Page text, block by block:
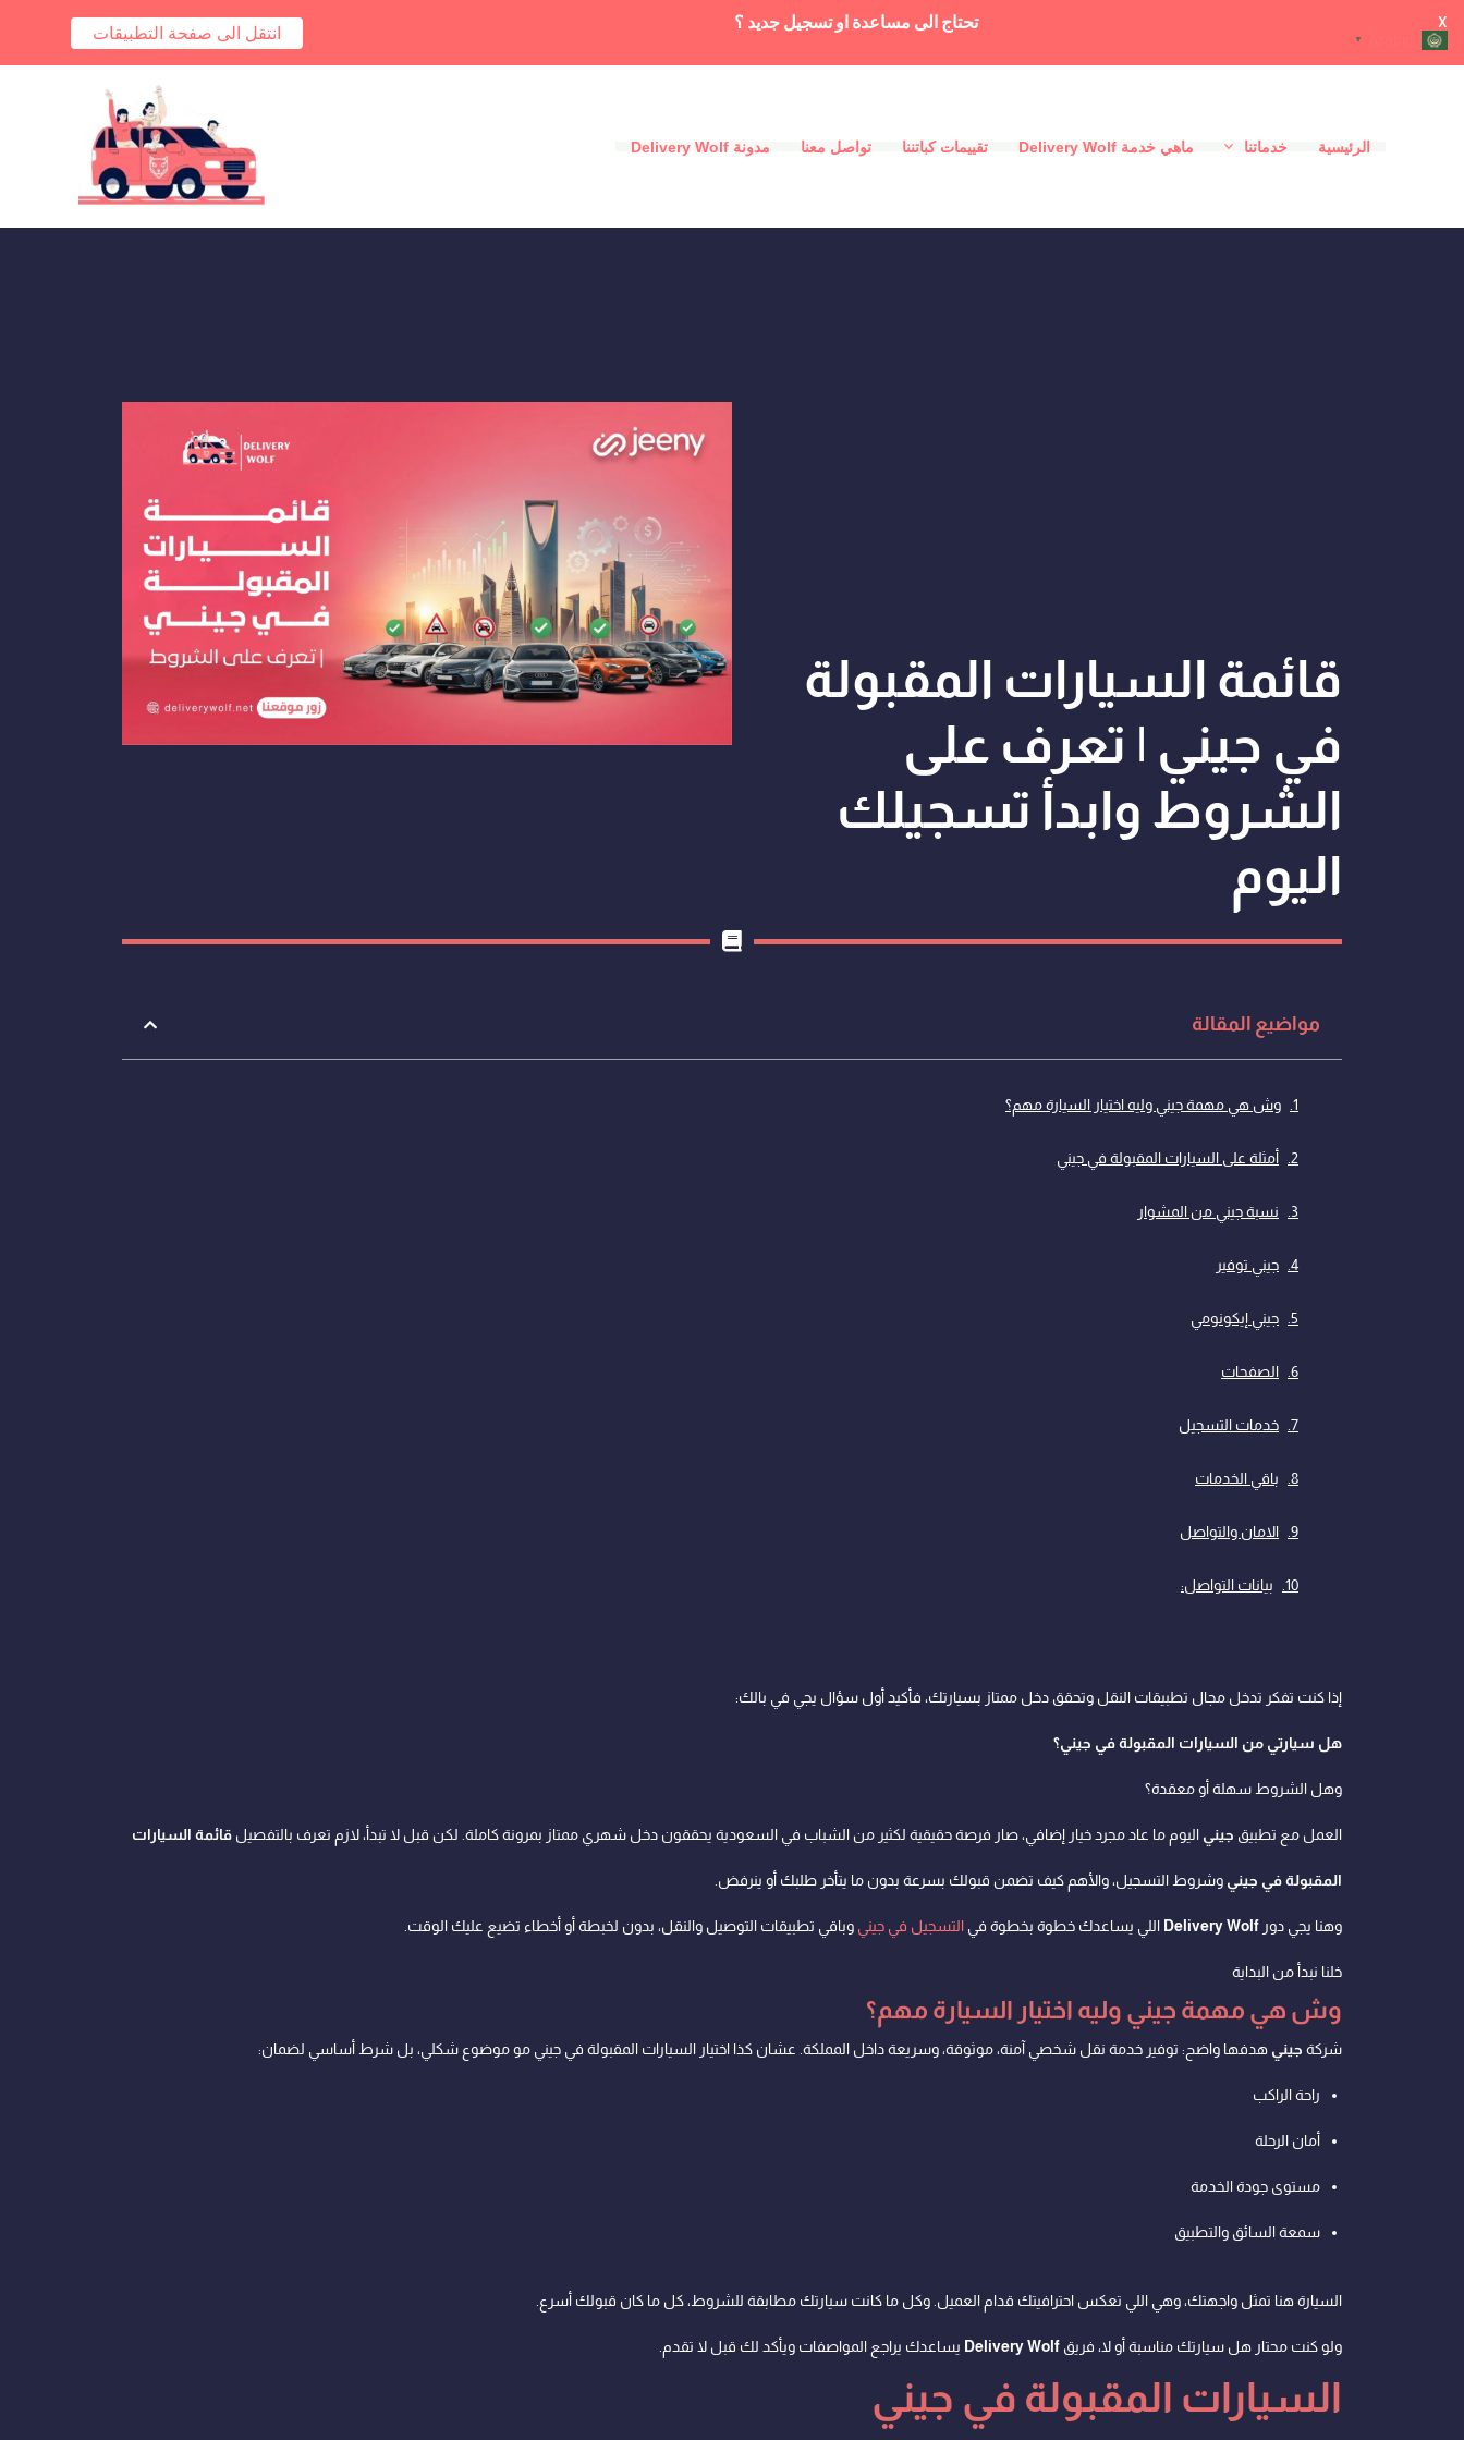
الرئيسية خدماتنا ماهي خدمة Delivery Wolf تقييمات كباتننا تواصل معنا مدونة Delivery Wolf
قائمة السيارات المقبولة
في جيني | تعرف على
الشروط وابدأ تسجيلك
اليوم
مواضيع المقالة
وش هي مهمة جيني وليه اختيار السيارة مهم؟
أمثلة على السيارات المقبولة في جيني
نسبة جيني من المشوار
جيني توفير
جيني إيكونومي
الصفحات
خدمات التسجيل
باقي الخدمات
الامان والتواصل
بيانات التواصل:
إذا كنت تفكر تدخل مجال تطبيقات النقل وتحقق دخل ممتاز بسيارتك، فأكيد أول سؤال يجي في بالك:
هل سيارتي من السيارات المقبولة في جيني؟
وهل الشروط سهلة أو معقدة؟
العمل مع تطبيق جيني اليوم ما عاد مجرد خيار إضافي، صار فرصة حقيقية لكثير من الشباب في السعودية يحققون دخل شهري ممتاز بمرونة كاملة. لكن قبل لا تبدأ، لازم تعرف بالتفصيل قائمة السيارات
المقبولة في جيني وشروط التسجيل، والأهم كيف تضمن قبولك بسرعة بدون ما يتأخر طلبك أو ينرفض.
وهنا يجي دور Delivery Wolf اللي يساعدك خطوة بخطوة في التسجيل في جيني وباقي تطبيقات التوصيل والنقل، بدون لخبطة أو أخطاء تضيع عليك الوقت.
خلنا نبدأ من البداية
وش هي مهمة جيني وليه اختيار السيارة مهم؟
شركة جيني هدفها واضح: توفير خدمة نقل شخصي آمنة، موثوقة، وسريعة داخل المملكة. عشان كذا اختيار السيارات المقبولة في جيني مو موضوع شكلي، بل شرط أساسي لضمان:
راحة الراكب
أمان الرحلة
مستوى جودة الخدمة
سمعة السائق والتطبيق
السيارة هنا تمثل واجهتك، وهي اللي تعكس احترافيتك قدام العميل. وكل ما كانت سيارتك مطابقة للشروط، كل ما كان قبولك أسرع.
ولو كنت محتار هل سيارتك مناسبة أو لا، فريق Delivery Wolf يساعدك يراجع المواصفات ويأكد لك قبل لا تقدم.
السيارات المقبولة في جيني
▼
تحتاج الى مساعدة او تسجيل جديد ؟ انتقل الى صفحة التطبيقات X